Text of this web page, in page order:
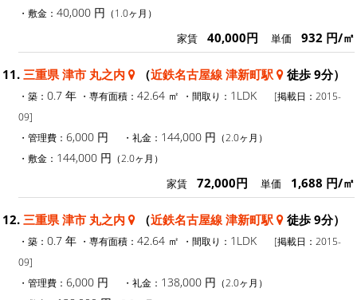
・敷金： 40,000 円 （1.0ヶ月）
家賃 40,000円 単価 932 円/㎡
11. 三重県 津市 丸之内 （近鉄名古屋線 津新町駅 徒歩 9分）
・築： 0.7 年 ・専有面積： 42.64 ㎡ ・間取り： 1LDK
[掲載日：2015-
09]
・管理費： 6,000 円 ・礼金： 144,000 円 （2.0ヶ月）
・敷金： 144,000 円 （2.0ヶ月）
家賃 72,000円 単価 1,688 円/㎡
12. 三重県 津市 丸之内 （近鉄名古屋線 津新町駅 徒歩 9分）
・築： 0.7 年 ・専有面積： 42.64 ㎡ ・間取り： 1LDK
[掲載日：2015-
09]
・管理費： 6,000 円 ・礼金： 138,000 円 （2.0ヶ月）